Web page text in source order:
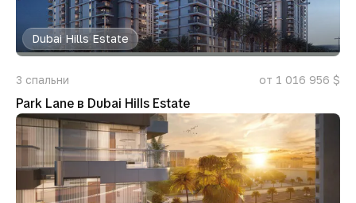
Dubai Hills Estate
3 спальни от 1 016 956 $
Park Lane в Dubai Hills Estate